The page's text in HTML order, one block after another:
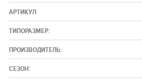
АРТИКУЛ
ТИПОРАЗМЕР:
ПРОИЗВОДИТЕЛЬ:
СЕЗОН: